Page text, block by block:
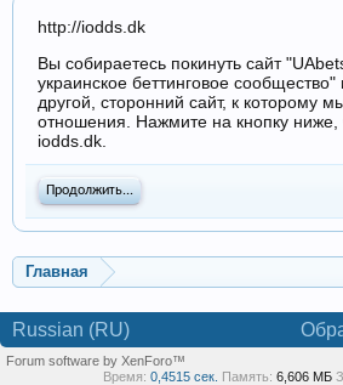
http://iodds.dk
Вы собираетесь покинуть сайт
украинское беттинговое сообщество"
другой, сторонний сайт, к которому
отношения. Нажмите на кнопку ниже,
iodds.dk.
Продолжить...
Главная
Russian (RU)
Forum software by XenForo™
Время: 0,4515 сек. Память: 6,606 МБ